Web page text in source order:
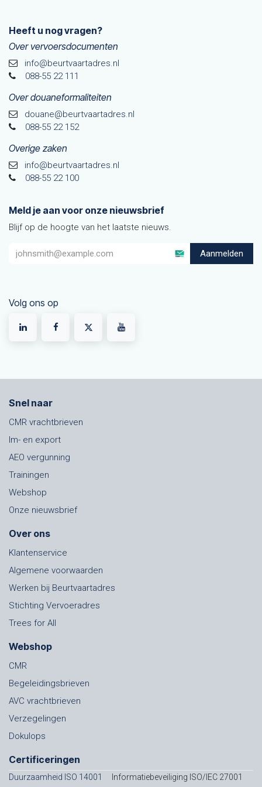
Heeft u nog vragen?
Over vervoersdocumenten
info@beurtvaartadres.nl
088-55 22 111
Over douaneformaliteiten
douane@beurtvaarta​dres.nl
088-55 22 152
Overige zaken
info@beurtvaartadres.nl
088-55 22 100
Meld je aan voor onze nieuwsbrief
Blijf op de hoogte van het laatste nieuws.
Aanmelden
Volg ons op
Snel naar
CMR vrachtbrieven
Im- en export
AEO vergunning
Trainingen
Webshop
Onze nieuwsbrief
Over ons
Klantenservice
Algemene voorwaarden
Werken bij Beurtvaartadres
Stichting Vervoeradres
Trees for All
Webshop
CMR
Begeleidingsbrieven
AVC vrachtbrieven
Verzegelingen
Dokulops
Certificeringen
Duurzaamheid ISO 14001 Informatiebeveiliging ISO/IEC 27001